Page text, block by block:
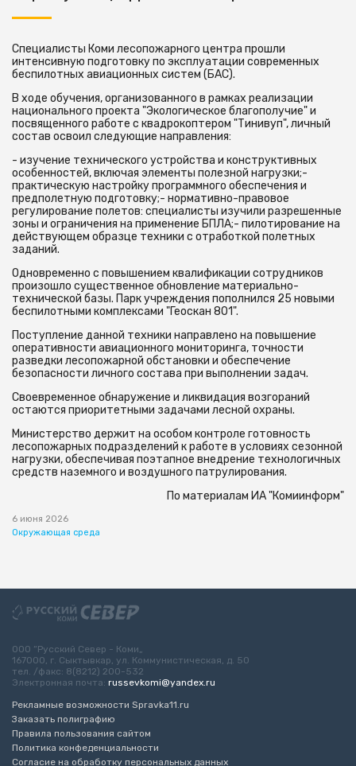
Специалисты Коми лесопожарного центра прошли
интенсивную подготовку по эксплуатации современных
беспилотных авиационных систем (БАС).
В ходе обучения, организованного в рамках реализации
национального проекта "Экологическое благополучие" и
посвященного работе с квадрокоптером "Тинивуп", личный
состав освоил следующие направления:
- изучение технического устройства и конструктивных
особенностей, включая элементы полезной нагрузки;-
практическую настройку программного обеспечения и
предполетную подготовку;- нормативно-правовое
регулирование полетов: специалисты изучили разрешенные
зоны и ограничения на применение БПЛА;- пилотирование на
действующем образце техники с отработкой полетных
заданий.
Одновременно с повышением квалификации сотрудников
произошло существенное обновление материально-
технической базы. Парк учреждения пополнился 25 новыми
беспилотными комплексами "Геоскан 801".
Поступление данной техники направлено на повышение
оперативности авиационного мониторинга, точности
разведки лесопожарной обстановки и обеспечение
безопасности личного состава при выполнении задач.
Своевременное обнаружение и ликвидация возгораний
остаются приоритетными задачами лесной охраны.
Министерство держит на особом контроле готовность
лесопожарных подразделений к работе в условиях сезонной
нагрузки, обеспечивая поэтапное внедрение технологичных
средств наземного и воздушного патрулирования.
По материалам ИА "Комиинформ"
6 июня 2026
Окружающая среда
ООО “Русский Север - Коми„
167000, г. Сыктывкар, ул. Коммунистическая, д. 50
тел. /факс: 8(8212) 200-532
Электронная почта: russevkomi@yandex.ru
Рекламные возможности Spravka11.ru
Заказать полиграфию
Правила пользования сайтом
Политика конфеденциальности
Согласие на обработку персональных данных